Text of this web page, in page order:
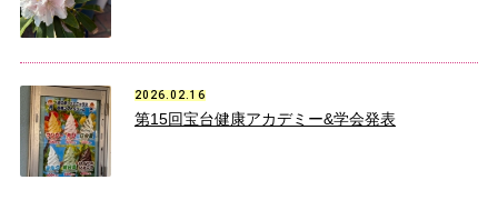
2026.02.16
第15回宝台健康アカデミー&学会発表